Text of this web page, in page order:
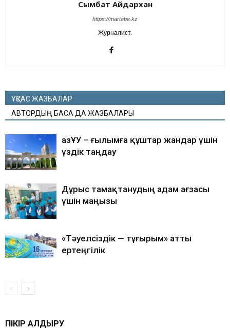
Сымбат Айдархан
https://martebe.kz
Журналист.
ҰҚСАС ЖАЗБАЛАР
АВТОРДЫҢ БАСҚА ДА ЖАЗБАЛАРЫ
ҚазҰУ – ғылымға құштар жандар үшін
үздік таңдау
Дұрыс тамақтанудың адам ағзасы
үшін маңызы
«Тәуелсіздік — тұғырым» атты
ертеңгілік
ПІКІР ҚАЛДЫРУ